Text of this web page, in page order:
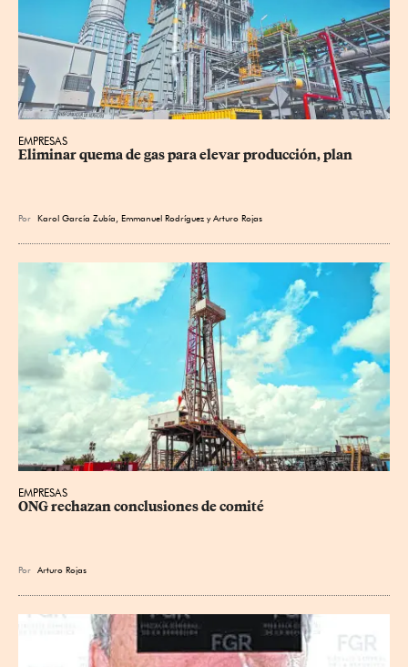
EMPRESAS
Eliminar quema de gas para elevar producción, plan
Por Karol García Zubía Emmanuel Rodríguez yArturo Rojas
EMPRESAS
ONG rechazan conclusiones de comité
Por Arturo Rojas